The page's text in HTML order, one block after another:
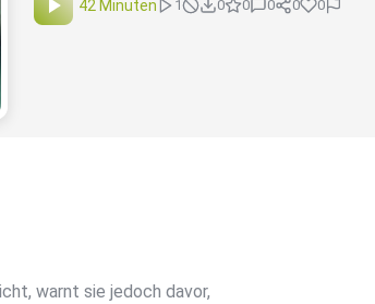
42 Minuten 1 0 0 0 0 0
warnt sie jedoch davor,